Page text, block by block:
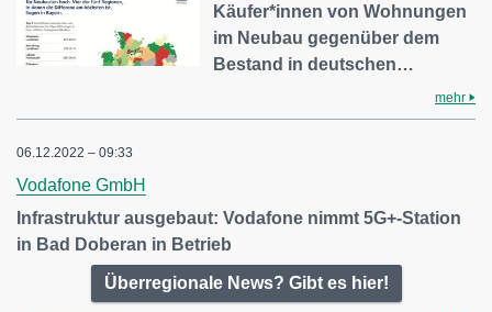
Käufer*innen von Wohnungen
im Neubau gegenüber dem
Bestand in deutschen…
mehr
06.12.2022 – 09:33
Vodafone GmbH
Infrastruktur ausgebaut: Vodafone nimmt 5G+-Station
in Bad Doberan in Betrieb
Überregionale News? Gibt es hier!